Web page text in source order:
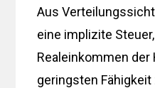
Aus
eine implizite
Realeinkommen
geringsten Fähigkeit